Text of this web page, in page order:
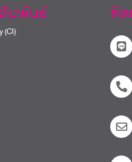
มพันธ์
(CI)
ติด